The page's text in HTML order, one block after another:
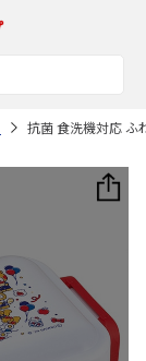
抗菌 食洗機対応 ふ